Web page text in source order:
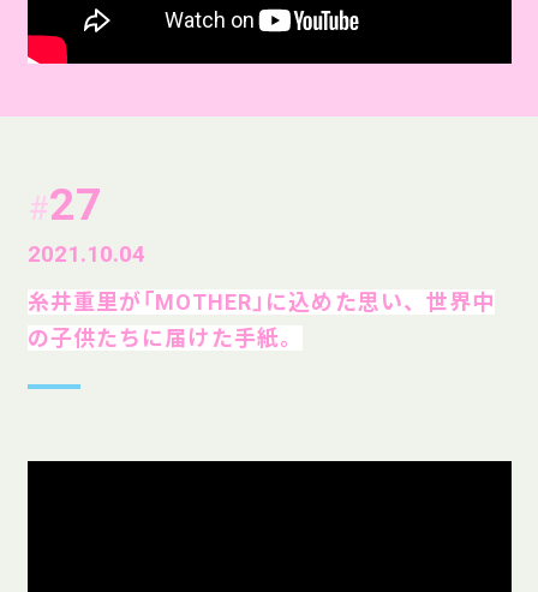
#27
2021.10.04
糸井重里が「MOTHER」に込めた思い、世界中
の子供たちに届けた手紙。